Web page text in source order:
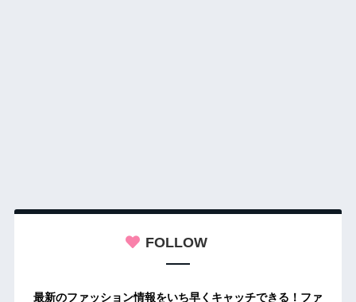
FOLLOW
最新のファッション情報をいち早くキャッチできる！ファ